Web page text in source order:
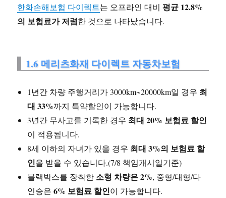
한화손해보험 다이렉트는 오프라인 대비평균 12.8%
의 보험료가 저렴한 것으로 나타났습니다.
1.6 메리츠화재 다이렉트 자동차보험
1년간 차량 주행거리가 3000km~20000km일 경우 최
대 33%까지 특약할인이 가능합니다.
3년간 무사고를 기록한 경우 최대 20% 보험료 할인
이 적용됩니다.
8세 이하의 자녀가 있을 경우 최대 3%의 보험료 할
인을 받을 수 있습니다.(7/8 책임개시일기준)
블랙박스를 장착한 소형 차량은 2%, 중형/대형/다
인승은6% 보험료 할인이 가능합니다.